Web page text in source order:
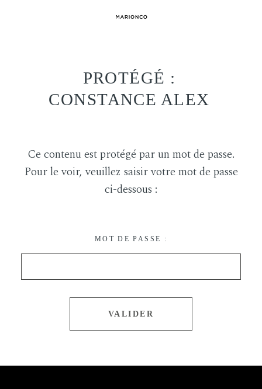
PROTÉGÉ :
CONSTANCE ALEX
Ce contenu est protégé par un mot de passe.
Pour le voir, veuillez saisir votre mot de passe
ci-dessous :
MOT DE PASSE :